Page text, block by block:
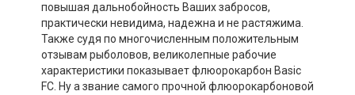
повышая дальнобойность Ваших забросов,
практически невидима, надежна и не растяжима.
Также судя по многочисленным положительным
отзывам рыболовов, великолепные рабочие
характеристики показывает флюорокарбон Basic
FC. Ну а звание самого прочной флюорокарбоновой